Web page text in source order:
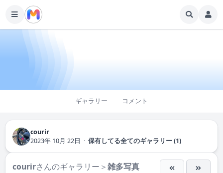
ギャラリー コメント
courir
2023年 10月 22日 · 保有してる全てのギャラリー (1)
courirさんのギャラリー＞雑多写真